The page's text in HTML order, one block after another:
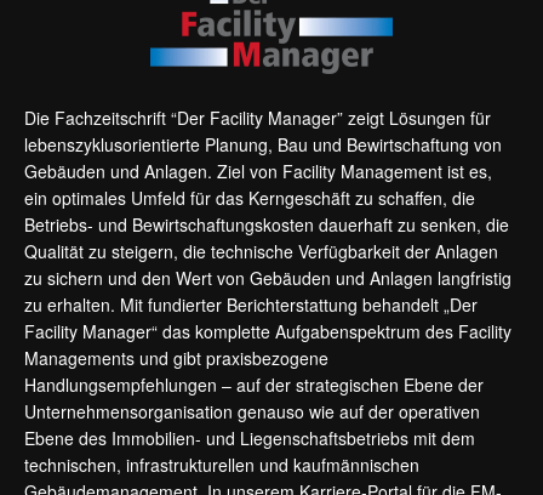
Die Fachzeitschrift “Der Facility Manager” zeigt Lösungen für
lebenszyklusorientierte Planung, Bau und Bewirtschaftung von
Gebäuden und Anlagen. Ziel von Facility Management ist es,
ein optimales Umfeld für das Kerngeschäft zu schaffen, die
Betriebs- und Bewirtschaftungskosten dauerhaft zu senken, die
Qualität zu steigern, die technische Verfügbarkeit der Anlagen
zu sichern und den Wert von Gebäuden und Anlagen langfristig
zu erhalten. Mit fundierter Berichterstattung behandelt „Der
Facility Manager“ das komplette Aufgabenspektrum des Facility
Managements und gibt praxisbezogene
Handlungsempfehlungen – auf der strategischen Ebene der
Unternehmensorganisation genauso wie auf der operativen
Ebene des Immobilien- und Liegenschaftsbetriebs mit dem
technischen, infrastrukturellen und kaufmännischen